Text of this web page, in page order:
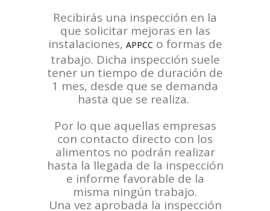
Recibirás una inspección en la
que solicitar mejoras en las
instalaciones, APPCC o formas de
trabajo. Dicha inspección suele
tener un tiempo de duración de
1 mes, desde que se demanda
hasta que se realiza.
Por lo que aquellas empresas
con contacto directo con los
alimentos no podrán realizar
hasta la llegada de la inspección
e informe favorable de la
misma ningún trabajo.
Una vez aprobada la inspección